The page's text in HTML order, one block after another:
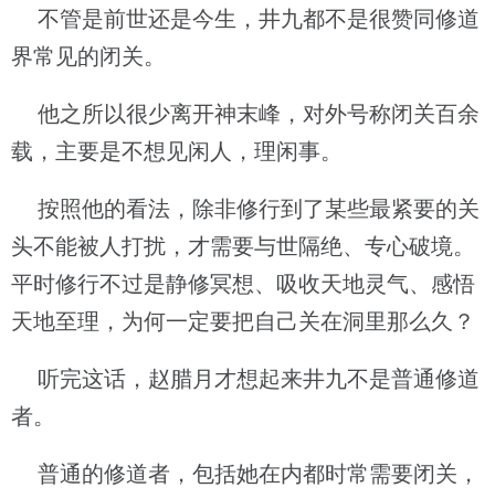
不管是前世还是今生，井九都不是很赞同修道
界常见的闭关。
他之所以很少离开神末峰，对外号称闭关百余
载，主要是不想见闲人，理闲事。
按照他的看法，除非修行到了某些最紧要的关
头不能被人打扰，才需要与世隔绝、专心破境。
平时修行不过是静修冥想、吸收天地灵气、感悟
天地至理，为何一定要把自己关在洞里那么久？
听完这话，赵腊月才想起来井九不是普通修道
者。
普通的修道者，包括她在内都时常需要闭关，